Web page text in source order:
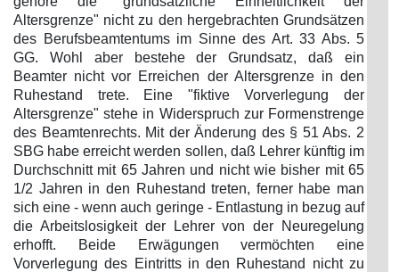
Altersgrenze" nicht zu den hergebrachten Grundsätzen
des Berufsbeamtentums im Sinne des Art. 33 Abs. 5
GG. Wohl aber bestehe der Grundsatz, daß ein
Beamter nicht vor Erreichen der Altersgrenze in den
Ruhestand trete. Eine "fiktive Vorverlegung der
Altersgrenze" stehe in Widerspruch zur Formenstrenge
des Beamtenrechts. Mit der Änderung des § 51 Abs. 2
SBG habe erreicht werden sollen, daß Lehrer künftig im
Durchschnitt mit 65 Jahren und nicht wie bisher mit 65
1/2 Jahren in den Ruhestand treten, ferner habe man
sich eine - wenn auch geringe - Entlastung in bezug auf
die Arbeitslosigkeit der Lehrer von der Neuregelung
erhofft. Beide Erwägungen vermöchten eine
Vorverlegung des Eintritts in den Ruhestand nicht zu